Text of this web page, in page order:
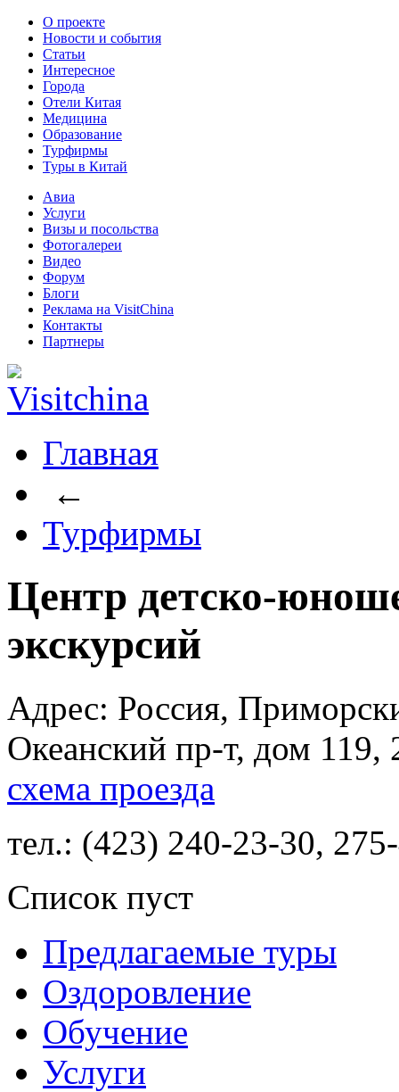
О проекте
Новости и события
Статьи
Интересное
Города
Отели Китая
Медицина
Образование
Турфирмы
Туры в Китай
Авиа
Услуги
Визы и посольства
Фотогалереи
Видео
Форум
Блоги
Реклама на VisitChina
Контакты
Партнеры
Главная
←
Турфирмы
Центр детско-
экскурсий
Адрес: Россия,
Океанский пр-т, дом 119,
схема проезда
тел.: (423) 240-23-30,
Список пуст
Предлагаемые туры
Оздоровление
Обучение
Услуги